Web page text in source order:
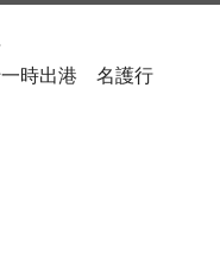
時出港 名護行